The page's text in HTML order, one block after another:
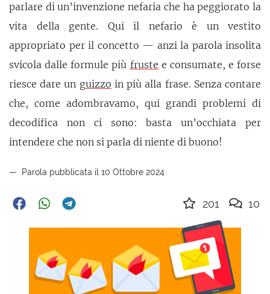
parlare di un’invenzione nefaria che ha peggiorato la
vita della gente. Qui il nefario è un vestito
appropriato per il concetto — anzi la parola insolita
svicola dalle formule più fruste e consumate, e forse
riesce dare un guizzo in più alla frase. Senza contare
che, come adombravamo, qui grandi problemi di
decodifica non ci sono: basta un’occhiata per
intendere che non si parla di niente di buono!
Parola pubblicata il 10 Ottobre 2024
201 10